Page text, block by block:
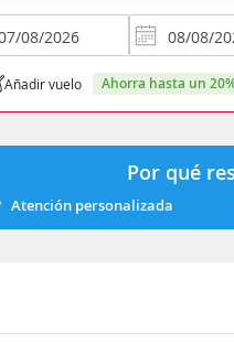
Añadir vuelo ahorra hasta un
Por qué
Atención personalizada